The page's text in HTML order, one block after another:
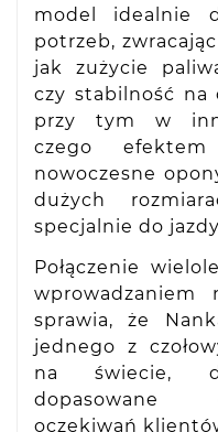
model idealnie
potrzeb,
jak zużycie
czy stabilność na
przy tym w
czego
nowoczesne
dużych
specjalnie do
Połączenie
wprowadzaniem
sprawia, że
jednego z
na świecie,
dopasowane
oczekiwań